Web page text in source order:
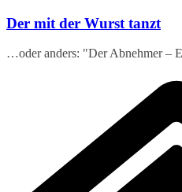
Zum
springen
Der mit der Wurst tanzt
…oder anders: "Der Abnehmer –